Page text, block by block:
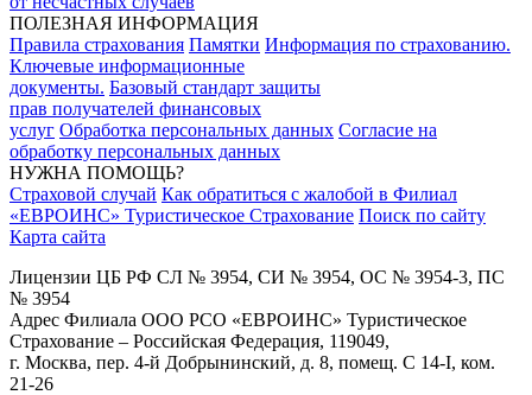
ПОЛЕЗНАЯ ИНФОРМАЦИЯ
Правила страхования Памятки Информация по страхованию.
Ключевые информационные
документы. Базовый стандарт защиты
прав получателей финансовых
услуг Обработка персональных данных Согласие на
обработку персональных данных
НУЖНА ПОМОЩЬ?
Страховой случай Как обратиться с жалобой в Филиал
«ЕВРОИНС» Туристическое Страхование Поиск по сайту
Карта сайта
Лицензии ЦБ РФ СЛ № 3954, СИ № 3954, ОС № 3954-3, ПС
№ 3954
Адрес Филиала ООО РСО «ЕВРОИНС» Туристическое
Страхование – Российская Федерация, 119049,
г. Москва, пер. 4-й Добрынинский, д. 8, помещ. С 14-I, ком.
21-26